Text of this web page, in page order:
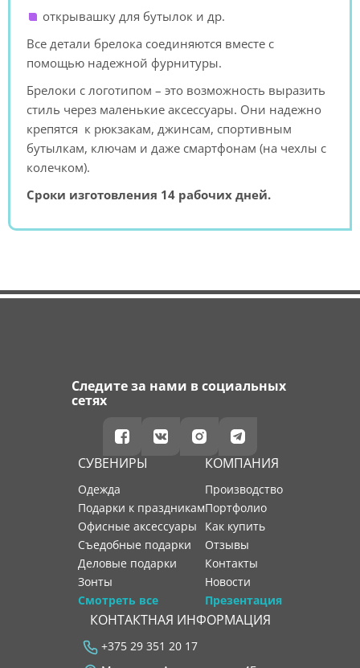
открывашку для бутылок и др.
Все детали брелока соединяются вместе с
помощью надежной фурнитуры.
Брелоки с логотипом – это возможность выразить
стиль через маленькие аксессуары. Они надежно
крепятся к рюкзакам, джинсам, спортивным
бутылкам, ключам и даже смартфонам (на чехлы с
колечком).
Сроки изготовления 14 рабочих дней.
Следите за нами в социальных
сетях
СУВЕНИРЫ
Одежда
Подарки к праздникам
Офисные аксессуары
Съедобные подарки
Деловые подарки
Зонты
Смотреть все
КОМПАНИЯ
производство
портфолио
как купить
отзывы
контакты
новости
Презентация
КОНТАКТНАЯ ИНФОРМАЦИЯ
+375 29 351 20 17